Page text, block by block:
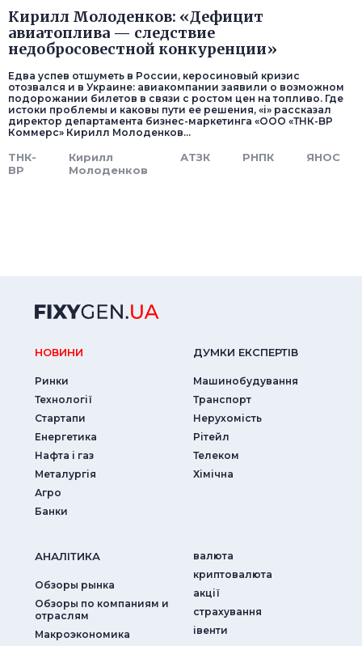
Кирилл Молоденков: «Дефицит
авиатоплива — следствие
недобросовестной конкуренции»
Едва успев отшуметь в России, керосиновый кризис
отозвался и в Украине: авиакомпании заявили о возможном
подорожании билетов в связи с ростом цен на топливо. Где
истоки проблемы и каковы пути ее решения, «i» рассказал
директор департамента бизнес-маркетинга «ООО «ТНК-BP
Коммерс» Кирилл Молоденков...
ТНК-
BP
Кирилл
Молоденков
АТЗК РНПК ЯНОС
НОВИНИ
Ринки
Технології
Стартапи
Енергетика
Нафта і газ
Металургія
Агро
Банки
ДУМКИ ЕКСПЕРТIВ
Машинобудування
Транспорт
Нерухомість
Рітейл
Телеком
Хімічна
АНАЛIТИКА
Обзоры рынка
Обзоры по компаниям и
отраслям
Макроэкономика
валюта
криптовалюта
акції
страхування
iвенти